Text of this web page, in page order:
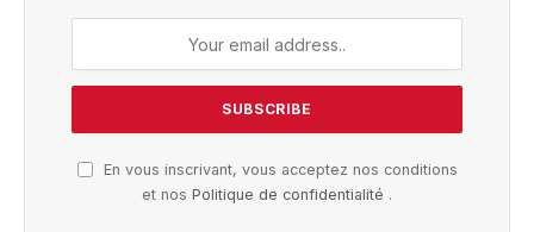
En vous inscrivant, vous acceptez nos conditions
et nos Politique de confidentialité .